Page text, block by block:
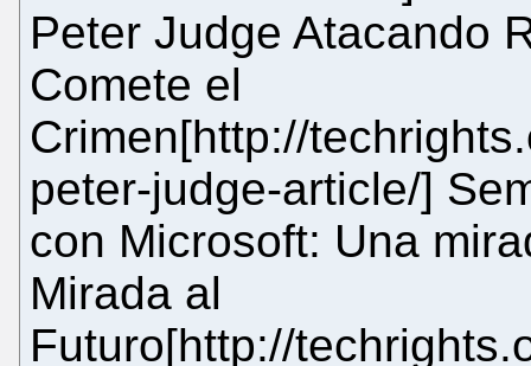
Peter Judge Atacando
Comete el
Crimen[http://
peter-judge-article/]
con Microsoft: Una
Mirada al
Futuro[http://